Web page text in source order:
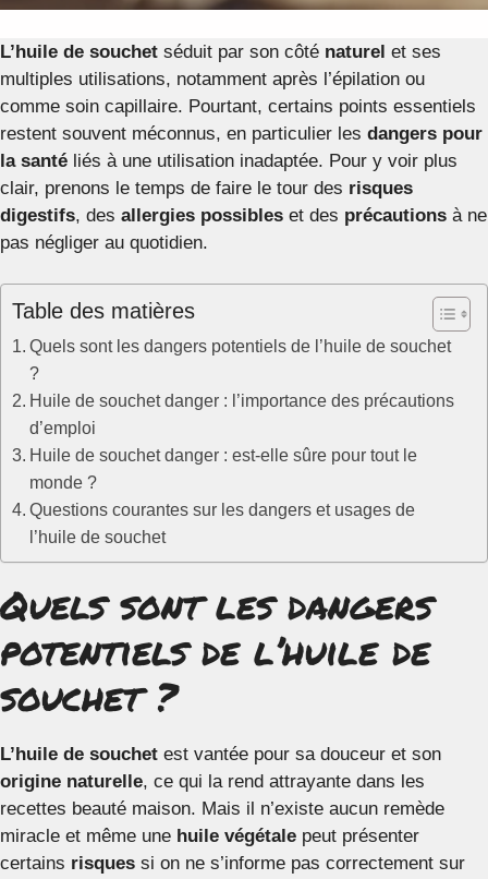
L’huile de souchet séduit par son côté naturel et ses
multiples utilisations, notamment après l’épilation ou
comme soin capillaire. Pourtant, certains points essentiels
restent souvent méconnus, en particulier les dangers pour
la santé liés à une utilisation inadaptée. Pour y voir plus
clair, prenons le temps de faire le tour des risques
digestifs, des allergies possibles et des précautions à ne
pas négliger au quotidien.
Table des matières
Quels sont les dangers potentiels de l’huile de souchet
?
Huile de souchet danger : l’importance des précautions
d’emploi
Huile de souchet danger : est-elle sûre pour tout le
monde ?
Questions courantes sur les dangers et usages de
l’huile de souchet
Quels sont les dangers
potentiels de l’huile de
souchet ?
L’huile de souchet est vantée pour sa douceur et son
origine naturelle, ce qui la rend attrayante dans les
recettes beauté maison. Mais il n’existe aucun remède
miracle et même une huile végétale peut présenter
certains risques si on ne s’informe pas correctement sur